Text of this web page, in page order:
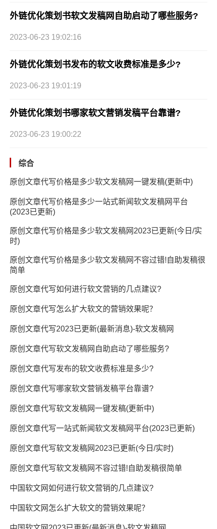
外链优化策划书软文发稿网自助启动了哪些服务?
2023-06-23 19:02:16
外链优化策划书发布的软文收费标准是多少?
2023-06-23 19:01:19
外链优化策划书哪家软文营销发稿平台靠谱?
2023-06-23 19:00:22
综合
原创文章代写价格是多少软文发稿网一键发稿(更新中)
原创文章代写价格是多少一站式新闻软文发稿网平台
(2023已更新)
原创文章代写价格是多少软文发稿网2023已更新(今日/实
时)
原创文章代写价格是多少软文发稿网不容过错!自助发稿很
简单
原创文章代写如何进行软文营销的几点建议?
原创文章代写怎么扩大软文的营销效果呢？
原创文章代写2023已更新(最新消息)-软文发稿网
原创文章代写软文发稿网自助启动了哪些服务?
原创文章代写发布的软文收费标准是多少?
原创文章代写哪家软文营销发稿平台靠谱?
原创文章代写软文发稿网一键发稿(更新中)
原创文章代写一站式新闻软文发稿网平台(2023已更新)
原创文章代写软文发稿网2023已更新(今日/实时)
原创文章代写软文发稿网不容过错!自助发稿很简单
中国软文网如何进行软文营销的几点建议?
中国软文网怎么扩大软文的营销效果呢？